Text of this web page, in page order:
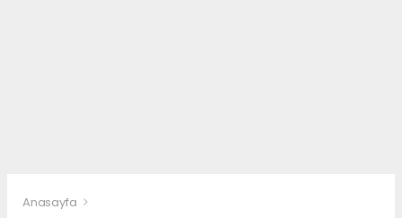
Anasayfa